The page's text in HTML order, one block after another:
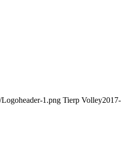
1.png Tierp Volley2017-